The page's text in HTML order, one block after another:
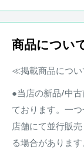
商品状態
中古品 キズあり
※状態は画像にて
店頭にて買取を
その他、写真に
います。
商品につい
≪掲載商品につ
●当店の新品/中
ております。一
店舗にて並行販
る場合がありま